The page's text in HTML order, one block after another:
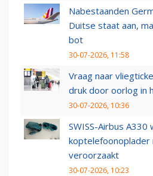
Nabestaanden
Duitse staat aan,
bot
30-07-2026, 11:58
Vraag naar
druk door oorlog in
30-07-2026, 10:36
SWISS-Airbus
koptelefoonoplader
veroorzaakt
30-07-2026, 10:23